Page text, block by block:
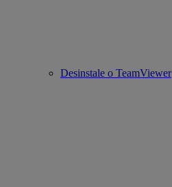
Desinstale o TeamViewer